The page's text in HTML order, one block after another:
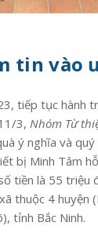
tin vào
tiếp tục hành
3, Nhóm Từ
ý nghĩa và quý
bị Minh Tâm
tiền là 55 triệu
thuộc 4 huyện
tỉnh Bắc Ninh.